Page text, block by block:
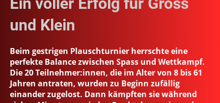
und Klein
Beim gestrigen Plauschturnier herrschte eine
perfekte Balance zwischen Spass und Wettkampf.
Die 20 Teilnehmer:innen, die im Alter von 8 bis 61
Jahren antraten, wurden zu Beginn zufällig
einander zugelost. Dann kämpften sie während